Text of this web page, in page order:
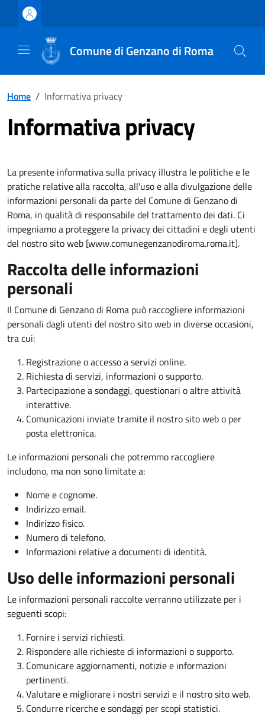
Vai ai contenuti
Vai al footer
Comune di Genzano di Roma
Home / Informativa privacy
Informativa privacy
La presente informativa sulla privacy illustra le politiche e le
pratiche relative alla raccolta, all'uso e alla divulgazione delle
informazioni personali da parte del Comune di Genzano di
Roma, in qualità di responsabile del trattamento dei dati. Ci
impegniamo a proteggere la privacy dei cittadini e degli utenti
del nostro sito web [www.comunegenzanodiroma.roma.it].
Raccolta delle informazioni
personali
Il Comune di Genzano di Roma può raccogliere informazioni
personali dagli utenti del nostro sito web in diverse occasioni,
tra cui:
Registrazione o accesso a servizi online.
Richiesta di servizi, informazioni o supporto.
Partecipazione a sondaggi, questionari o altre attività
interattive.
Comunicazioni inviate tramite il nostro sito web o per
posta elettronica.
Le informazioni personali che potremmo raccogliere
includono, ma non sono limitate a:
Nome e cognome.
Indirizzo email.
Indirizzo fisico.
Numero di telefono.
Informazioni relative a documenti di identità.
Uso delle informazioni personali
Le informazioni personali raccolte verranno utilizzate per i
seguenti scopi:
Fornire i servizi richiesti.
Rispondere alle richieste di informazioni o supporto.
Comunicare aggiornamenti, notizie e informazioni
pertinenti.
Valutare e migliorare i nostri servizi e il nostro sito web.
Condurre ricerche e sondaggi per scopi statistici.